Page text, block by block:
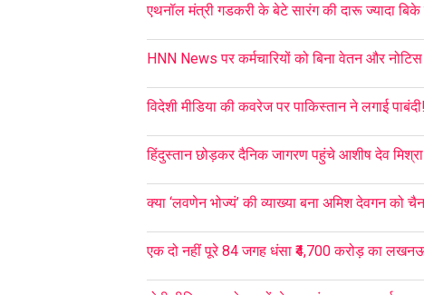
एथनॉल मंत्री गडकरी के बेटे सारंग की दारू ज्यादा
HNN News पर कर्मचारियों को बिना वेतन और
विदेशी मीडिया की कवरेज पर पाकिस्तान ने लगाई पाबंदी!
हिंदुस्तान छोड़कर दैनिक जागरण पहुंचे आशीष देव मिश्रा
क्या ‘लवणेन भोज्यं’ की व्याख्या बना अमिश देवगन को
एक दो नहीं पूरे 84 जगह धंसा ₹4,700 करोड़ का